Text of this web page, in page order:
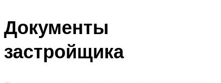
Документы
застройщика